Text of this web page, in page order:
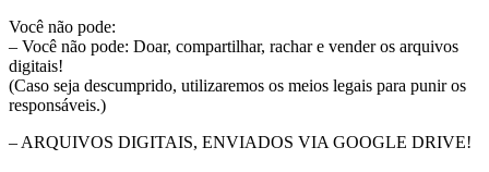
Você não pode:
– Você não pode: Doar, compartilhar, rachar e vender os arquivos
digitais!
(Caso seja descumprido, utilizaremos os meios legais para punir os
responsáveis.)
– ARQUIVOS DIGITAIS, ENVIADOS VIA GOOGLE DRIVE!